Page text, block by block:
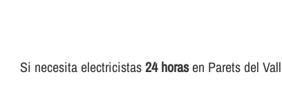
Si necesita electricistas24 horasen Parets del